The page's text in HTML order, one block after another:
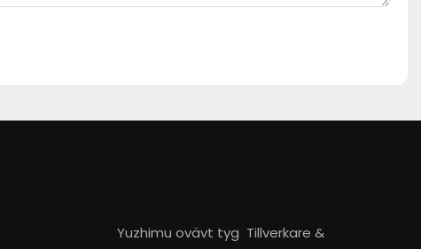
Yuzhimu ovävt tyg Tillverkare &